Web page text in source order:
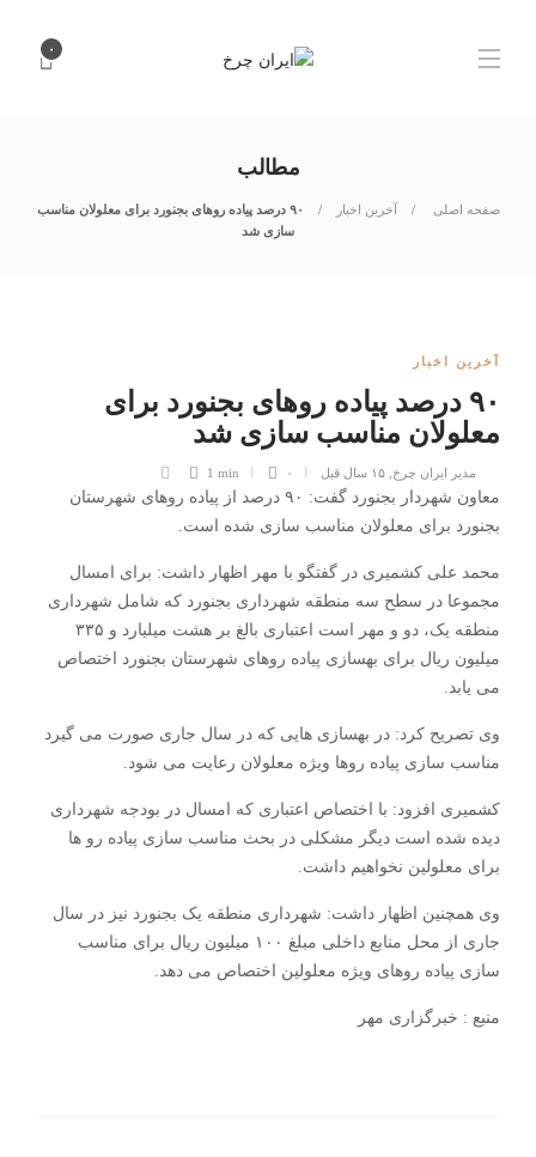
۰
مطالب
صفحه اصلی آخرین اخبار
۹۰ درصد پیاده روهای بجنورد برای معلولان مناسب
سازی شد
آخرین اخبار
۹۰ درصد پیاده روهای بجنورد برای
معلولان مناسب سازی شد
مدیر ایران چرخ ۱۵ سال قبل ۰ 1 min
معاون شهردار بجنورد گفت: ۹۰ درصد از پیاده روهای شهرستان
بجنورد برای معلولان مناسب سازی شده است.
محمد علی کشمیری در گفتگو با مهر اظهار داشت: برای امسال
مجموعا در سطح سه منطقه شهرداری بجنورد که شامل شهرداری
منطقه یک، دو و مهر است اعتباری بالغ بر هشت میلیارد و ۳۳۵
میلیون ریال برای بهسازی پیاده روهای شهرستان بجنورد اختصاص
می یابد.
وی تصریح کرد: در بهسازی هایی که در سال جاری صورت می گیرد
مناسب سازی پیاده روها ویژه معلولان رعایت می شود.
کشمیری افزود: با اختصاص اعتباری که امسال در بودجه شهرداری
دیده شده است دیگر مشکلی در بحث مناسب سازی پیاده رو ها
برای معلولین نخواهیم داشت.
وی همچنین اظهار داشت: شهرداری منطقه یک بجنورد نیز در سال
جاری از محل منابع داخلی مبلغ ۱۰۰ میلیون ریال برای مناسب
سازی پیاده روهای ویژه معلولین اختصاص می دهد.
منبع : خبرگزاری مهر